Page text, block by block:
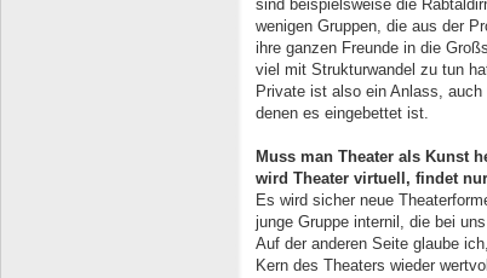
sind beispielsweise die
wenigen Gruppen, die aus der
ihre ganzen Freunde in die
viel mit Strukturwandel zu tun
Private ist also ein Anlass,
denen es eingebettet ist.
Muss man Theater als Kunst
wird Theater virtuell, findet
Es wird sicher neue
junge Gruppe internil, die bei
Auf der anderen Seite glaube
Kern des Theaters wieder